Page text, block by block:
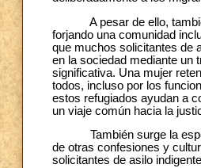
A pesar de ello, también
forjando una comunidad
que muchos solicitantes de
en la sociedad mediante un
significativa. Una mujer
todos, incluso por los
estos refugiados ayudan a
un viaje común hacia la
También surge la
de otras confesiones y
solicitantes de asilo